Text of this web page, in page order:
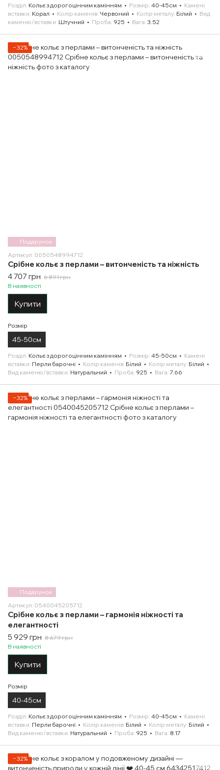
Розділ Кольє з дорогоцінним камінням Розмір 40-45см
Камені
вставки Корал Колір каменів Червоний Колір металу Білий
Вид
каменю/вставки Штучний Проба 925 Вага 3.52
Подарунок
−32%
Артикул: 0050548994712
Срібне кольє з перлами – витонченість та ніжність
4 707 грн 6 891 грн
В наявності
Купити
Розмір
45-50см
Розділ Кольє з дорогоцінним камінням Розмір 45-50см
Камені
вставки Перли барочні Колір каменів Білий Колір металу Білий
Вид каменю/вставки Натуральний Проба 925 Вага 7.66
Подарунок
−32%
Артикул: 0540045205712
Срібне кольє з перлами – гармонія ніжності та
елегантності
5 929 грн 8 679 грн
В наявності
Купити
Розмір
40-45см
Розділ Кольє з дорогоцінним камінням Розмір 40-45см
Камені
вставки Перли барочні Колір каменів Білий Колір металу Білий
Вид каменю/вставки Натуральний Проба 925 Вага 8.17
−32%